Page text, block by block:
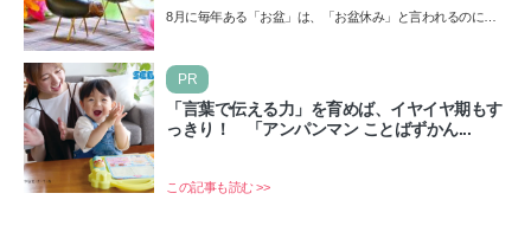
8月に毎年ある「お盆」は、「お盆休み」と言われるのに祝
PR
「言葉で伝える力」を育めば、イヤイヤ期もす
っきり！ 「アンパンマン ことばずかん...
この記事も読む >>